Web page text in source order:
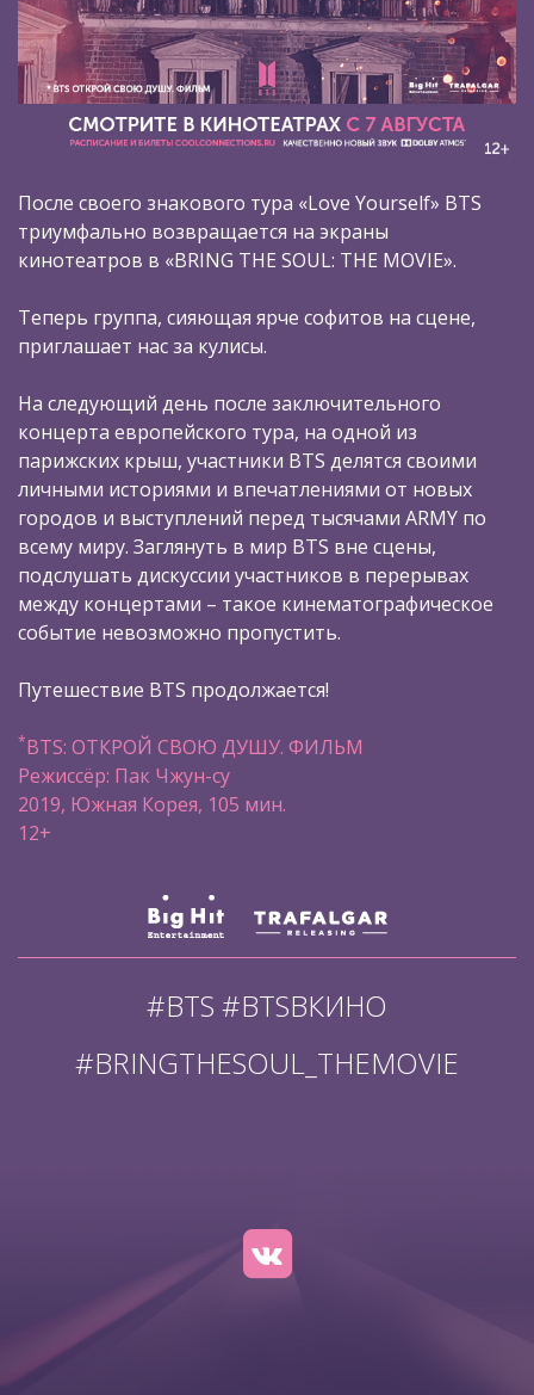
После своего знакового тура «Love Yourself» BTS
триумфально возвращается на экраны
кинотеатров в «BRING THE SOUL: THE MOVIE».
Теперь группа, сияющая ярче софитов на сцене,
приглашает нас за кулисы.
На следующий день после заключительного
концерта европейского тура, на одной из
парижских крыш, участники BTS делятся своими
личными историями и впечатлениями от новых
городов и выступлений перед тысячами ARMY по
всему миру. Заглянуть в мир BTS вне сцены,
подслушать дискуссии участников в перерывах
между концертами – такое кинематографическое
событие невозможно пропустить.
Путешествие BTS продолжается!
*BTS: ОТКРОЙ СВОЮ ДУШУ. ФИЛЬМ
Режиссёр: Пак Чжун-су
2019, Южная Корея, 105 мин.
12+
#BTS #BTSВКИНО
#BRINGTHESOUL_THEMOVIE